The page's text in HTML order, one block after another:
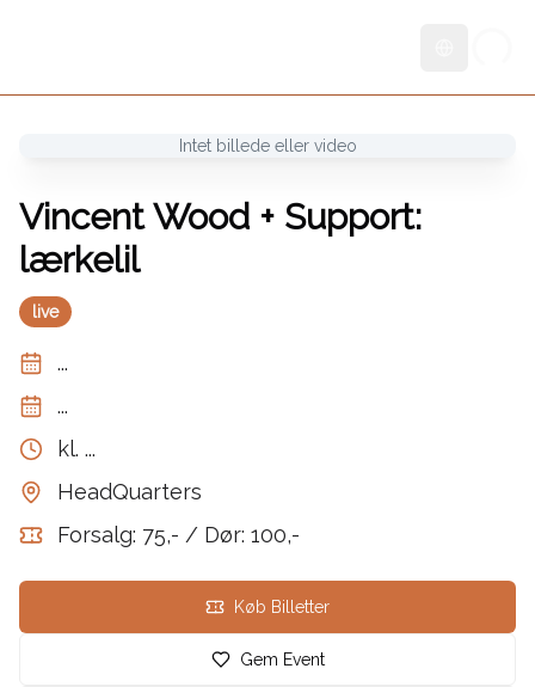
Intet billede eller video
Vincent Wood + Support:
lærkelil
live
...
...
kl. ...
HeadQuarters
Forsalg: 75,- / Dør: 100,-
Køb Billetter
Gem Event